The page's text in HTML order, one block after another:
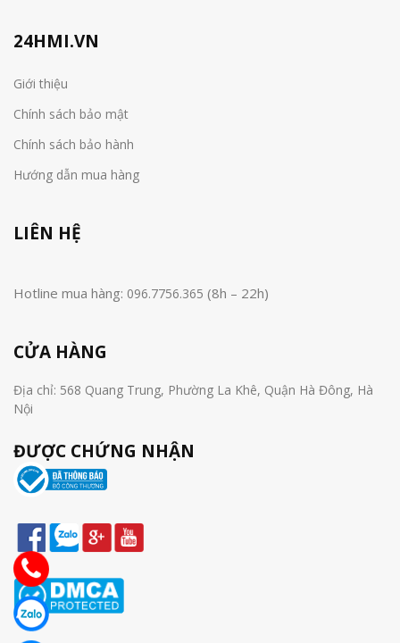
24HMI.VN
Giới thiệu
Chính sách bảo mật
Chính sách bảo hành
Hướng dẫn mua hàng
LIÊN HỆ
Hotline mua hàng: 096.7756.365 (8h – 22h)
CỬA HÀNG
Địa chỉ: 568 Quang Trung, Phường La Khê, Quận Hà Đông, Hà
Nội
ĐƯỢC CHỨNG NHẬN